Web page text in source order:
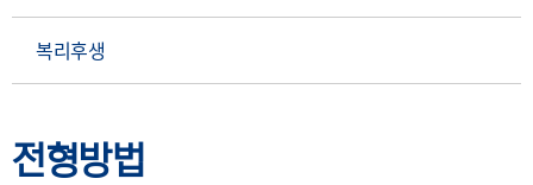
복리후생
전형방법